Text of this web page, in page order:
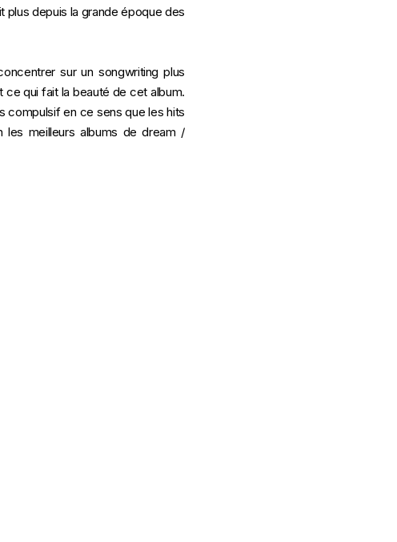
plus depuis la grande époque des
sur un songwriting plus
ce qui fait la beauté de cet album.
compulsif en ce sens que les hits
les meilleurs albums de dream /